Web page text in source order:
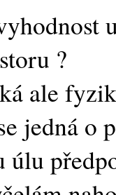
?
ale
jedná o
úlu